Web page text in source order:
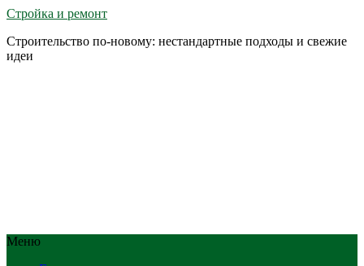
Стройка и ремонт
Строительство по-новому: нестандартные подходы и свежие
идеи
Меню